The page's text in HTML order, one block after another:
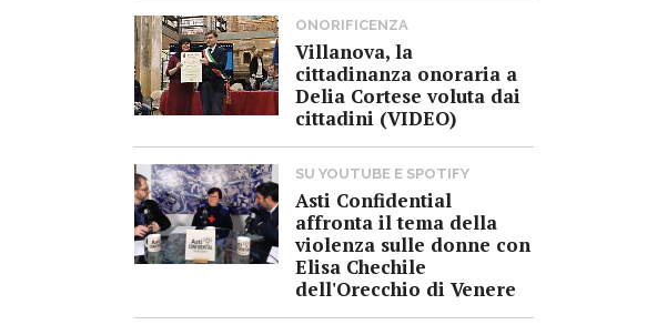
ONORIFICENZA
Villanova, la
cittadinanza onoraria a
Delia Cortese voluta dai
cittadini (VIDEO)
SU YOUTUBE E SPOTIFY
Asti Confidential
affronta il tema della
violenza sulle donne con
Elisa Chechile
dell'Orecchio di Venere